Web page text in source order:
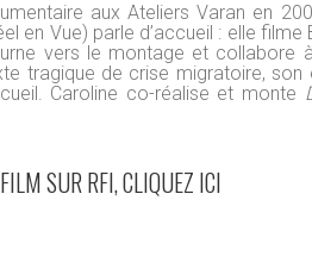
aux Ateliers Varan en
en Vue) parle d’accueil : elle
vers le montage et
tragique de crise migratoire, son
Caroline co-réalise et monte
SUR RFI, CLIQUEZ ICI